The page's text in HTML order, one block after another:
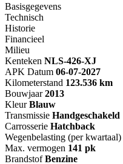
Basisgegevens
Technisch
Historie
Financieel
Milieu
Kenteken NLS-426-XJ
APK Datum 06-07-2027
Kilometerstand 123.536 km
Bouwjaar 2013
Kleur Blauw
Transmissie Handgeschakeld
Carrosserie Hatchback
Wegenbelasting (per kwartaal)
Max. vermogen 141 pk
Brandstof Benzine